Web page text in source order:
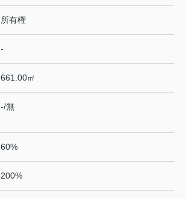
所有権
-
661.00㎡
-/無
60%
200%